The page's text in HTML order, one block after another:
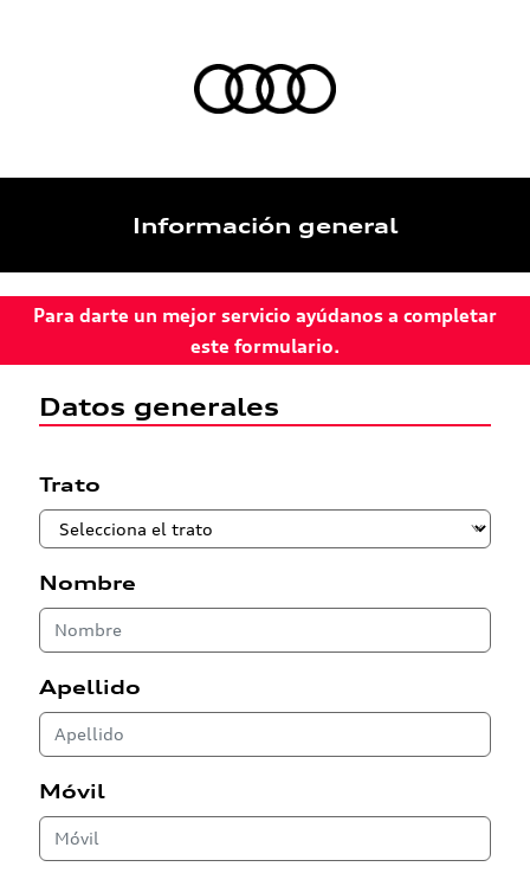
Información general
Para darte un mejor servicio ayúdanos a completar
este formulario.
Datos generales
Trato
Nombre
Apellido
Móvil